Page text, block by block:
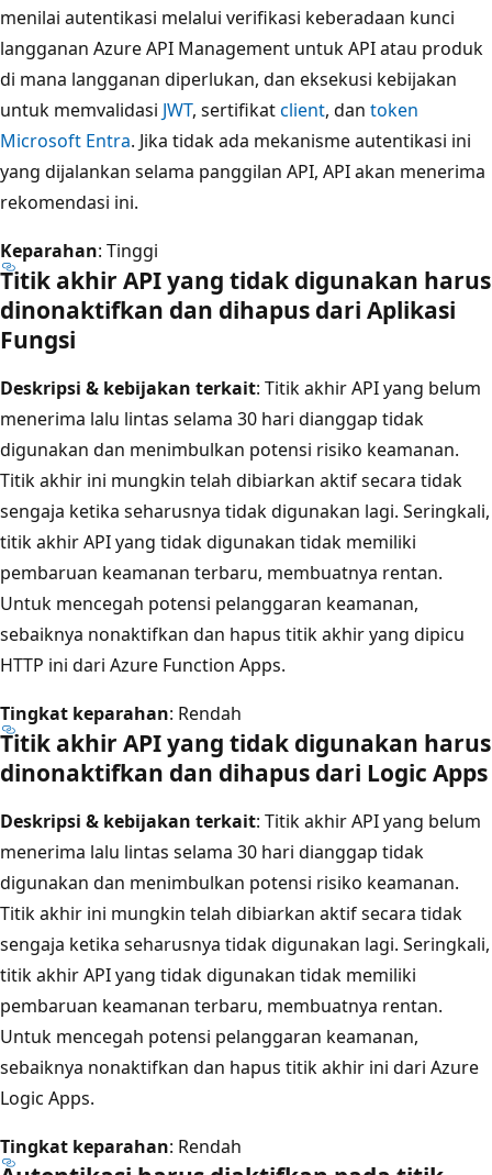
menilai autentikasi melalui verifikasi keberadaan kunci
langganan Azure API Management untuk API atau produk
di mana langganan diperlukan, dan eksekusi kebijakan
untuk memvalidasi JWT, sertifikatclient, dan token
Microsoft Entra. Jika tidak ada mekanisme autentikasi ini
yang dijalankan selama panggilan API, API akan menerima
rekomendasi ini.
Keparahan: Tinggi
Titik akhir API yang tidak digunakan harus
dinonaktifkan dan dihapus dari Aplikasi
Fungsi
Deskripsi & kebijakan terkait: Titik akhir API yang belum
menerima lalu lintas selama 30 hari dianggap tidak
digunakan dan menimbulkan potensi risiko keamanan.
Titik akhir ini mungkin telah dibiarkan aktif secara tidak
sengaja ketika seharusnya tidak digunakan lagi. Seringkali,
titik akhir API yang tidak digunakan tidak memiliki
pembaruan keamanan terbaru, membuatnya rentan.
Untuk mencegah potensi pelanggaran keamanan,
sebaiknya nonaktifkan dan hapus titik akhir yang dipicu
HTTP ini dari Azure Function Apps.
Tingkat keparahan: Rendah
Titik akhir API yang tidak digunakan harus
dinonaktifkan dan dihapus dari Logic Apps
Deskripsi & kebijakan terkait: Titik akhir API yang belum
menerima lalu lintas selama 30 hari dianggap tidak
digunakan dan menimbulkan potensi risiko keamanan.
Titik akhir ini mungkin telah dibiarkan aktif secara tidak
sengaja ketika seharusnya tidak digunakan lagi. Seringkali,
titik akhir API yang tidak digunakan tidak memiliki
pembaruan keamanan terbaru, membuatnya rentan.
Untuk mencegah potensi pelanggaran keamanan,
sebaiknya nonaktifkan dan hapus titik akhir ini dari Azure
Logic Apps.
Tingkat keparahan: Rendah